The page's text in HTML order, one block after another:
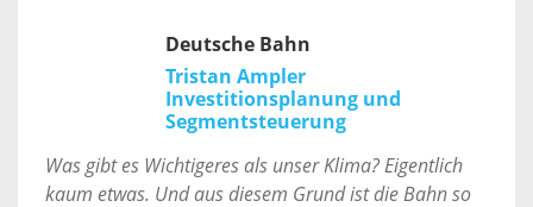
Deutsche Bahn
Tristan Ampler
Investitionsplanung und
Segmentsteuerung
Was gibt es Wichtigeres als unser Klima? Eigentlich
kaum etwas. Und aus diesem Grund ist die Bahn so